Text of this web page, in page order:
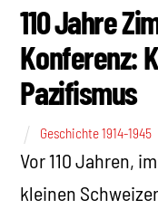
110 Jahre
Konferenz:
Pazifismus
Geschichte 1914-1945
Vor 110 Jahren,
kleinen